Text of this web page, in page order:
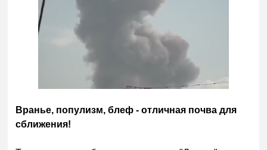
Вранье, популизм, блеф - отличная почва для
сближения!